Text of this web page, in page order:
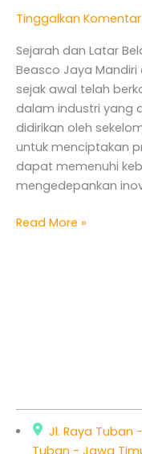
Tinggalkan Komentar
Sejarah dan Latar
Beasco Jaya
sejak awal telah
dalam industri yang
didirikan oleh
untuk menciptakan
dapat memenuhi
mengedepankan
Inovasi
Kualitas
dalam
Industri
Read More »
Jl. Raya Tuban
Tuban - Jawa